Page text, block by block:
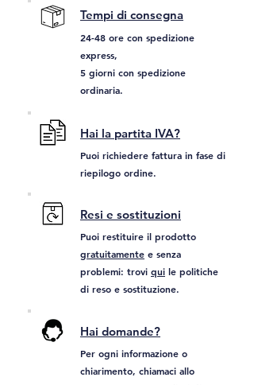
Tempi di consegna
24-48 ore con spedizione
express,
5 giorni con spedizione
ordinaria.
Hai la partita IVA?
Puoi richiedere fattura in fase di
riepilogo ordine.
Resi e sostituzioni
Puoi restituire il prodotto
gratuitamente e senza
problemi: trovi qui le politiche
di reso e sostituzione.
Hai domande?
Per ogni informazione o
chiarimento, chiamaci allo